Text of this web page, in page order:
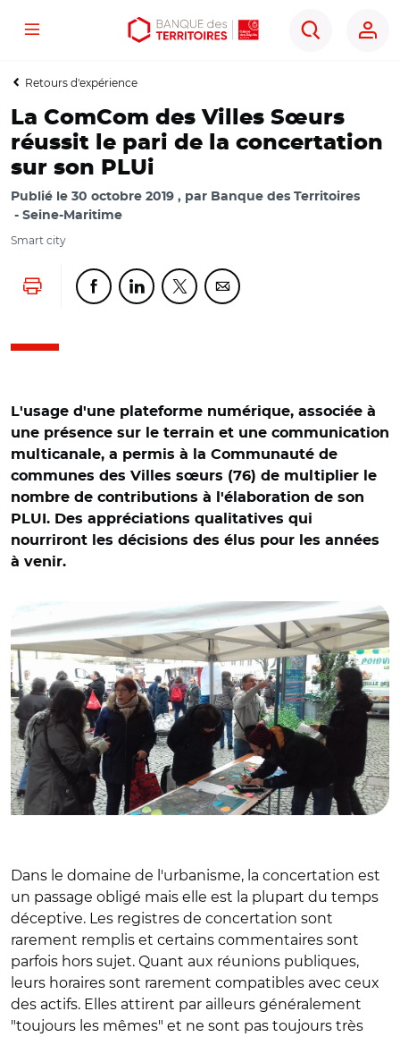
Aller
contenu
Aller
menu
Ouvrir
outils
Menu
Rechercher
Retours d'expérience
La ComCom des Villes Sœurs
réussit le pari de la concertation
sur son PLUi
Publié le 30 octobre 2019 par Banque des Territoires
Seine-Maritime
Smart city
Lancer l'impressionPartager cette page sur Facebook
Partager cette page sur Linkedin
Partager cette page sur Twitter
Partager cette page sur
L'usage d'une plateforme numérique, associée à
une présence sur le terrain et une communication
multicanale, a permis à la Communauté de
communes des Villes sœurs (76) de multiplier le
nombre de contributions à l'élaboration de son
PLUI. Des appréciations qualitatives qui
nourriront les décisions des élus pour les années
à venir.
Dans le domaine de l'urbanisme, la concertation est
un passage obligé mais elle est la plupart du temps
déceptive. Les registres de concertation sont
rarement remplis et certains commentaires sont
parfois hors sujet. Quant aux réunions publiques,
leurs horaires sont rarement compatibles avec ceux
des actifs. Elles attirent par ailleurs généralement
"toujours les mêmes" et ne sont pas toujours très